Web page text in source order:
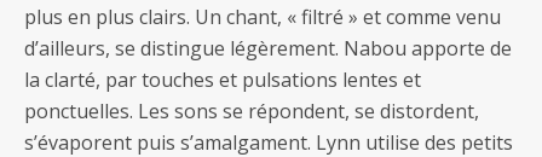
plus en plus clairs. Un chant, « filtré » et comme venu
d’ailleurs, se distingue légèrement. Nabou apporte de
la clarté, par touches et pulsations lentes et
ponctuelles. Les sons se répondent, se distordent,
s’évaporent puis s’amalgament. Lynn utilise des petits